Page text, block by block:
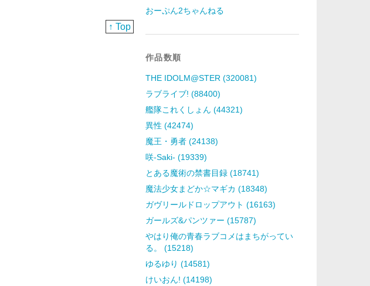
↑ Top
おーぷん2ちゃんねる
作品数順
THE IDOLM@STER (320081)
ラブライブ! (88400)
艦隊これくしょん (44321)
異性 (42474)
魔王・勇者 (24138)
咲-Saki- (19339)
とある魔術の禁書目録 (18741)
魔法少女まどか☆マギカ (18348)
ガヴリールドロップアウト (16163)
ガールズ&パンツァー (15787)
やはり俺の青春ラブコメはまちがってい
る。 (15218)
ゆるゆり (14581)
けいおん! (14198)